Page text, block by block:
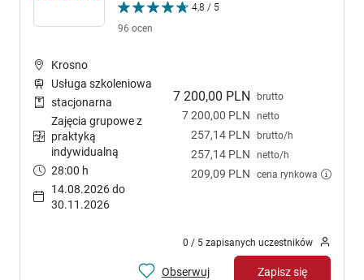
4,8 / 5
96 ocen
7 200,00 PLN brutto
7 200,00 PLN netto
257,14 PLN brutto/h
257,14 PLN netto/h
209,09 PLN cena rynkowa
Krosno
Usługa szkoleniowa
stacjonarna
Zajęcia grupowe z
praktyką
indywidualną
28:00 h
14.08.2026 do
30.11.2026
0 / 5 zapisanych uczestników
Obserwuj Zapisz się